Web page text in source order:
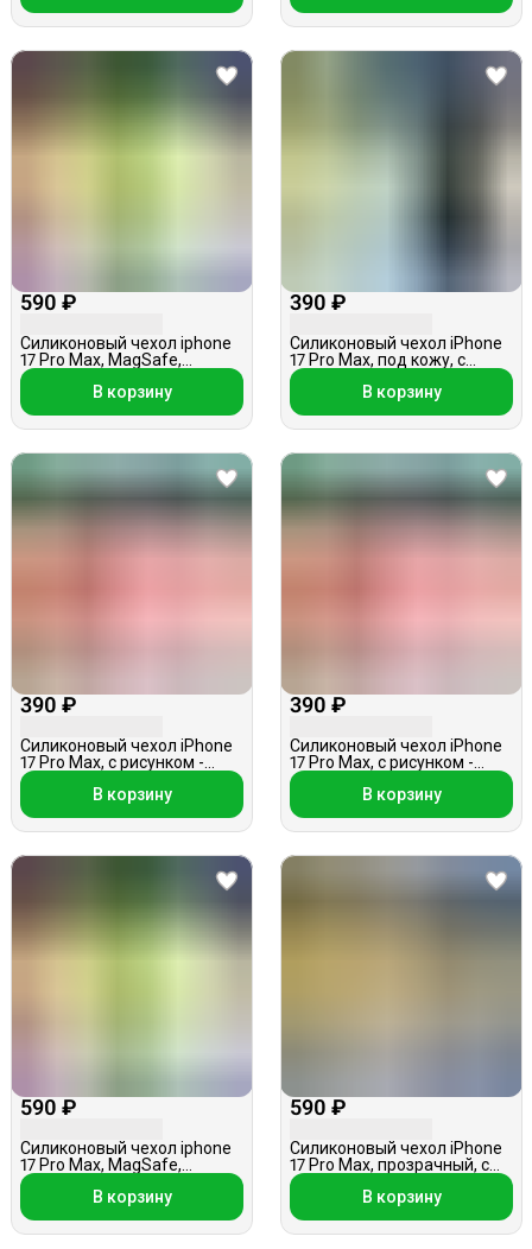
590 ₽
Силиконовый чехол iphone
17 Pro Max, MagSafe,
мятный
В корзину
390 ₽
Силиконовый чехол iPhone
17 Pro Max, под кожу, с
цветочками, черный
В корзину
390 ₽
Силиконовый чехол iPhone
17 Pro Max, с рисунком -
роза, розовый
В корзину
390 ₽
Силиконовый чехол iPhone
17 Pro Max, с рисунком -
сакура, розовый
В корзину
590 ₽
Силиконовый чехол iphone
17 Pro Max, MagSafe,
светло-зеленый
В корзину
590 ₽
Силиконовый чехол iPhone
17 Pro Max, прозрачный, с
бантиками/вишенками
В корзину